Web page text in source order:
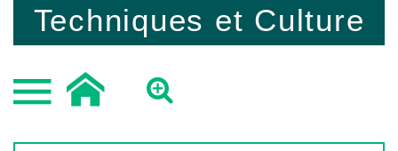
Techniques et Culture